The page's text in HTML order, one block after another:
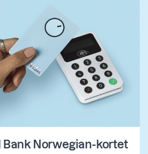
Bank Norwegian-kortet